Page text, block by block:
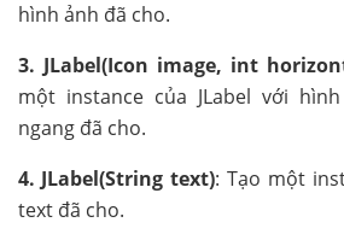
hình ảnh đã cho.
3. JLabel(Icon image, int
một instance của JLabel với
ngang đã cho.
4. JLabel(String text): Tạo một
text đã cho.